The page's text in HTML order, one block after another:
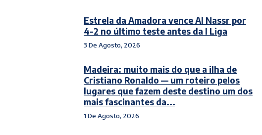
Estrela da Amadora vence Al Nassr por
4-2 no último teste antes da I Liga
3 De Agosto, 2026
Madeira: muito mais do que a ilha de
Cristiano Ronaldo — um roteiro pelos
lugares que fazem deste destino um dos
mais fascinantes da...
1 De Agosto, 2026